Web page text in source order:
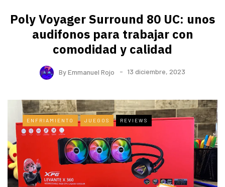
Poly Voyager Surround 80 UC: unos
audifonos para trabajar con
comodidad y calidad
ByEmmanuel Rojo 13 diciembre, 2023
ENFRIAMIENTO JUEGOS REVIEWS